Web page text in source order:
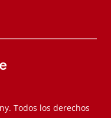
Todos los derechos